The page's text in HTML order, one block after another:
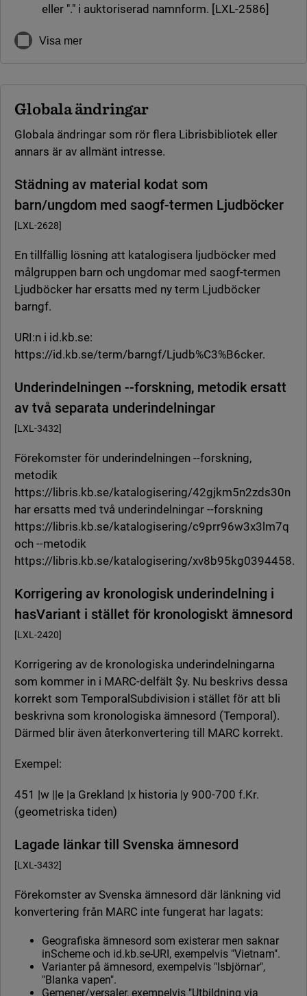
eller "." i auktoriserad namnform. [LXL-2586]
Visa mer
Globala ändringar
Globala ändringar som rör flera Librisbibliotek eller
annars är av allmänt intresse.
Städning av material kodat som
barn/ungdom med saogf-termen Ljudböcker
[LXL-2628]
En tillfällig lösning att katalogisera ljudböcker med
målgruppen barn och ungdomar med saogf-termen
Ljudböcker har ersatts med ny term Ljudböcker
barngf.
URI:n i id.kb.se:
https://id.kb.se/term/barngf/Ljudb%C3%B6cker.
Underindelningen --forskning, metodik ersatt
av två separata underindelningar
[LXL-3432]
Förekomster för underindelningen --forskning,
metodik
https://libris.kb.se/katalogisering/42gjkm5n2zds30n
har ersatts med två underindelningar --forskning
https://libris.kb.se/katalogisering/c9prr96w3x3lm7q
och --metodik
https://libris.kb.se/katalogisering/xv8b95kg0394458.
Korrigering av kronologisk underindelning i
hasVariant i stället för kronologiskt ämnesord
[LXL-2420]
Korrigering av de kronologiska underindelningarna
som kommer in i MARC-delfält $y. Nu beskrivs dessa
korrekt som TemporalSubdivision i stället för att bli
beskrivna som kronologiska ämnesord (Temporal).
Därmed blir även återkonvertering till MARC korrekt.
Exempel:
451 |w ||e |a Grekland |x historia |y 900-700 f.Kr.
(geometriska tiden)
Lagade länkar till Svenska ämnesord
[LXL-3432]
Förekomster av Svenska ämnesord där länkning vid
konvertering från MARC inte fungerat har lagats:
Geografiska ämnesord som existerar men saknar
inScheme och id.kb.se-URI, exempelvis "Vietnam".
Varianter på ämnesord, exempelvis "Isbjörnar",
"Blanka vapen".
Gemener/versaler, exempelvis "Utbildning via